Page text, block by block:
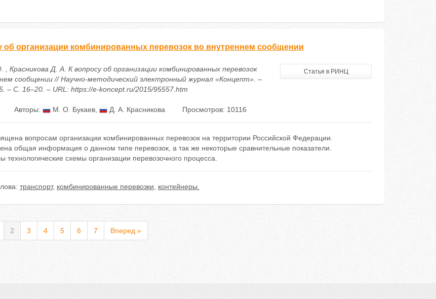
об организации комбинированных перевозок во внутреннем сообщении
, Красникова Д. А. К вопросу об организации комбинированных перевозок
сообщении // Научно-методический электронный журнал «Концепт». –
– С. 16–20. – URL: https://e-koncept.ru/2015/95557.htm
Статья в РИНЦ
Авторы: М. О. Букаев, Д. А. Красникова Просмотров: 10116
вопросам организации комбинированных перевозок на территории Российской Федерации.
общая информация о данном типе перевозок, а так же некоторые сравнительные показатели.
технологические схемы организации перевозочного процесса.
транспорт, комбинированные перевозки контейнеры.
2 3 4 5 6 7 Вперед »